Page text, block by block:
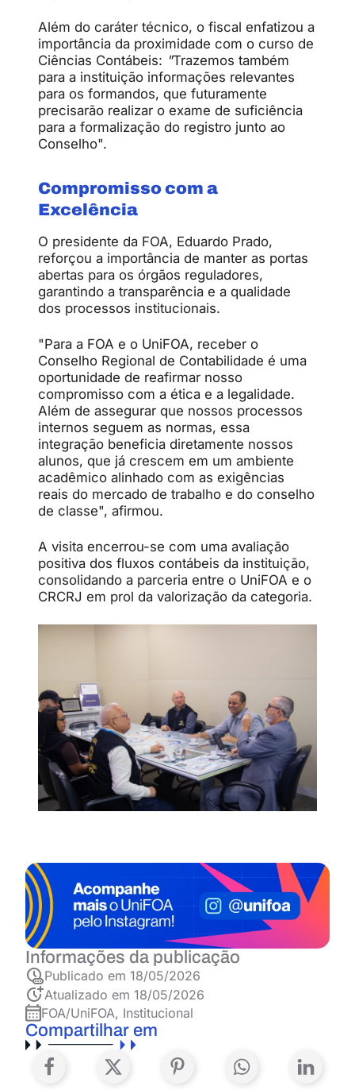
Além do caráter técnico, o fiscal enfatizou a
importância da proximidade com o curso de
Ciências Contábeis: "Trazemos também
para a instituição informações relevantes
para os formandos, que futuramente
precisarão realizar o exame de suficiência
para a formalização do registro junto ao
Conselho".
Compromisso com a
Excelência
O presidente da FOA, Eduardo Prado,
reforçou a importância de manter as portas
abertas para os órgãos reguladores,
garantindo a transparência e a qualidade
dos processos institucionais.
"Para a FOA e o UniFOA, receber o
Conselho Regional de Contabilidade é uma
oportunidade de reafirmar nosso
compromisso com a ética e a legalidade.
Além de assegurar que nossos processos
internos seguem as normas, essa
integração beneficia diretamente nossos
alunos, que já crescem em um ambiente
acadêmico alinhado com as exigências
reais do mercado de trabalho e do conselho
de classe", afirmou.
A visita encerrou-se com uma avaliação
positiva dos fluxos contábeis da instituição,
consolidando a parceria entre o UniFOA e o
CRCRJ em prol da valorização da categoria.
Informações da publicação
Publicado em 18/05/2026
Atualizado em 18/05/2026
FOA/UniFOA, Institucional
Compartilhar em